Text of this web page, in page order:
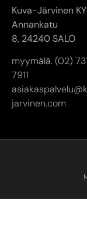
Kuva-Järvinen KY
Annankatu
8, 24240 SALO
myymälä. (02)
7911
jarvinen.com